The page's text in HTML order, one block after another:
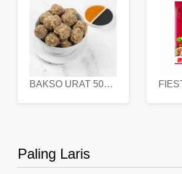
BAKSO URAT 500 GR
Paling Laris